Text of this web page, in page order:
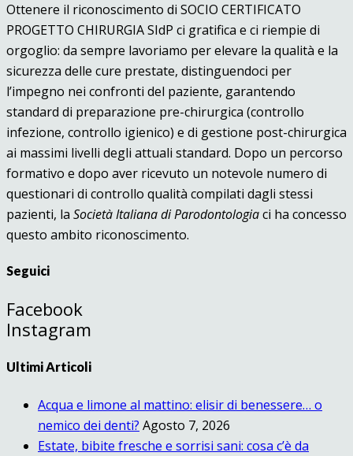
Ottenere il riconoscimento di SOCIO CERTIFICATO
PROGETTO CHIRURGIA SIdP ci gratifica e ci riempie di
orgoglio: da sempre lavoriamo per elevare la qualità e la
sicurezza delle cure prestate, distinguendoci per
l’impegno nei confronti del paziente, garantendo
standard di preparazione pre-chirurgica (controllo
infezione, controllo igienico) e di gestione post-chirurgica
ai massimi livelli degli attuali standard. Dopo un percorso
formativo e dopo aver ricevuto un notevole numero di
questionari di controllo qualità compilati dagli stessi
pazienti, la Società Italiana di Parodontologiaci ha concesso
questo ambito riconoscimento.
Seguici
Facebook
Instagram
Ultimi Articoli
Acqua e limone al mattino: elisir di benessere… o
nemico dei denti? Agosto 7, 2026
Estate, bibite fresche e sorrisi sani: cosa c’è da